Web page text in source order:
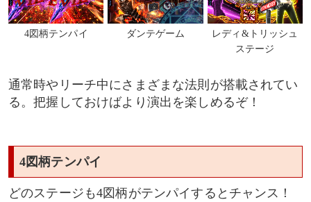
4図柄テンパイ ダンテゲーム
レディ&トリッシュ
ステージ
通常時やリーチ中にさまざまな法則が搭載されてい
る。把握しておけばより演出を楽しめるぞ！
4図柄テンパイ
どのステージも4図柄がテンパイするとチャンス！